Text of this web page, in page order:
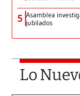
5 Asamblea
jubilados
Lo